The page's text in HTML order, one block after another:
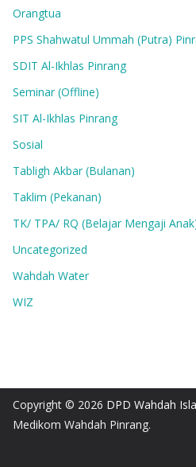
Orangtua
PPS Shahwatul Ummah (Putra)
SDIT Al-Ikhlas Pinrang
Seminar (Offline)
SIT Al-Ikhlas Pinrang
Sosial
Tabligh Akbar (Bulanan)
Taklim (Pekanan)
TK/ TPA/ RQ (Belajar Mengaji
Uncategorized
Wahdah Water
WIZ
Copyright © 2026 DPD Wahdah
Medikom Wahdah Pinrang.